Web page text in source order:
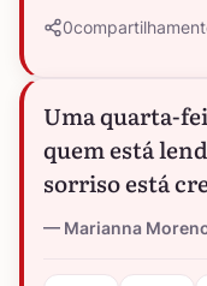
0
Uma quarta-
quem está
sorriso está
Marianna